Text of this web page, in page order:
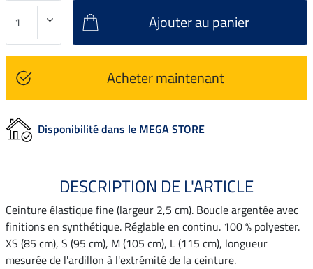
Ajouter au panier
Acheter maintenant
Disponibilité dans le MEGA STORE
DESCRIPTION DE L'ARTICLE
Ceinture élastique fine (largeur 2,5 cm). Boucle argentée avec
finitions en synthétique. Réglable en continu. 100 % polyester.
XS (85 cm), S (95 cm), M (105 cm), L (115 cm), longueur
mesurée de l'ardillon à l'extrémité de la ceinture.